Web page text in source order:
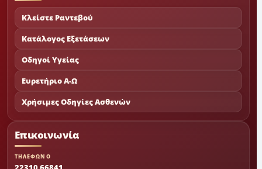
Κλείστε Ραντεβού
Κατάλογος Εξετάσεων
Οδηγοί Υγείας
Ευρετήριο Α-Ω
Χρήσιμες Οδηγίες Ασθενών
Επικοινωνία
ΤΗΛΕΦΩΝΟ